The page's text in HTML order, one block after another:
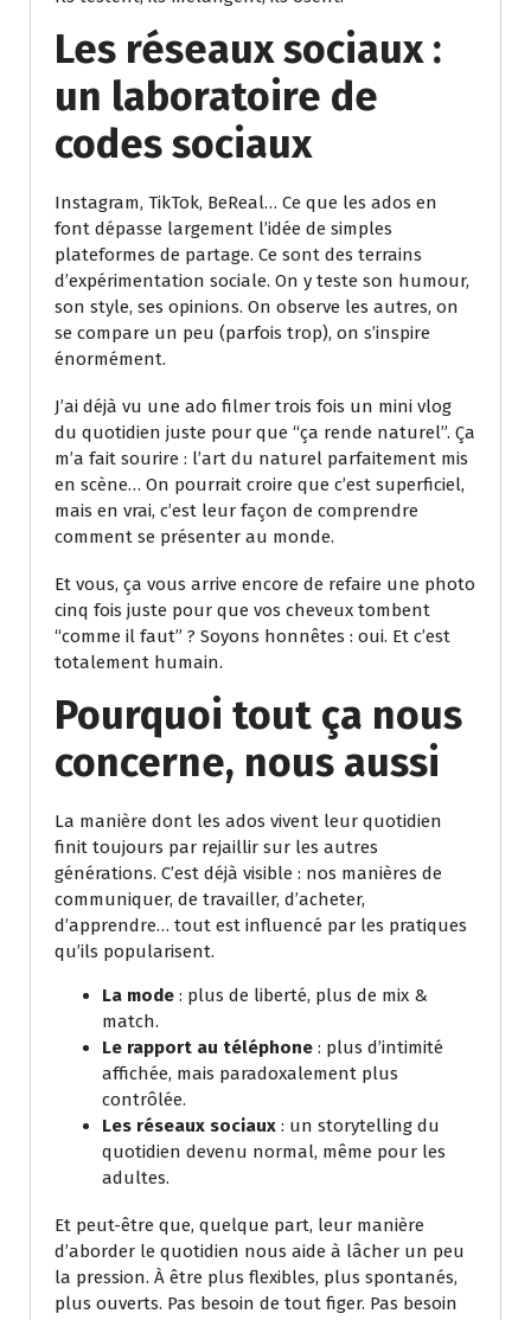
Les réseaux sociaux :
un laboratoire de
codes sociaux
Instagram, TikTok, BeReal… Ce que les ados en
font dépasse largement l’idée de simples
plateformes de partage. Ce sont des terrains
d’expérimentation sociale. On y teste son humour,
son style, ses opinions. On observe les autres, on
se compare un peu (parfois trop), on s’inspire
énormément.
J’ai déjà vu une ado filmer trois fois un mini vlog
du quotidien juste pour que “ça rende naturel”. Ça
m’a fait sourire : l’art du naturel parfaitement mis
en scène… On pourrait croire que c’est superficiel,
mais en vrai, c’est leur façon de comprendre
comment se présenter au monde.
Et vous, ça vous arrive encore de refaire une photo
cinq fois juste pour que vos cheveux tombent
“comme il faut” ? Soyons honnêtes : oui. Et c’est
totalement humain.
Pourquoi tout ça nous
concerne, nous aussi
La manière dont les ados vivent leur quotidien
finit toujours par rejaillir sur les autres
générations. C’est déjà visible : nos manières de
communiquer, de travailler, d’acheter,
d’apprendre… tout est influencé par les pratiques
qu’ils popularisent.
La mode : plus de liberté, plus de mix &
match.
Le rapport au téléphone : plus d’intimité
affichée, mais paradoxalement plus
contrôlée.
Les réseaux sociaux : un storytelling du
quotidien devenu normal, même pour les
adultes.
Et peut-être que, quelque part, leur manière
d’aborder le quotidien nous aide à lâcher un peu
la pression. À être plus flexibles, plus spontanés,
plus ouverts. Pas besoin de tout figer. Pas besoin